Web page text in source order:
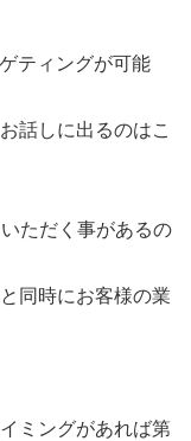
ティングが可能
話しに出るのはこ
ただく事があるの
同時にお客様の業
ミングがあれば第